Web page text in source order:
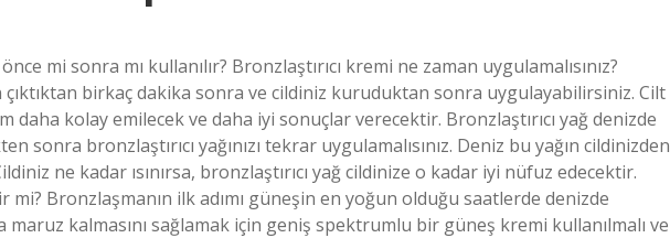
mi sonra mı kullanılır? Bronzlaştırıcı kremi ne zaman uygulamalısınız?
çıktıktan birkaç dakika sonra ve cildiniz kuruduktan sonra uygulayabilirsiniz. Cilt
​​daha kolay emilecek ve daha iyi sonuçlar verecektir. Bronzlaştırıcı yağ denizde
sonra bronzlaştırıcı yağınızı tekrar uygulamalısınız. Deniz bu yağın cildinizden
ne kadar ısınırsa, bronzlaştırıcı yağ cildinize o kadar iyi nüfuz edecektir.
Bronzlaşmanın ilk adımı güneşin en yoğun olduğu saatlerde denizde
maruz kalmasını sağlamak için geniş spektrumlu bir güneş kremi kullanılmalı ve